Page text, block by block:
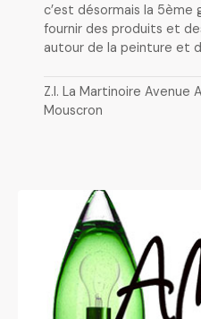
c’est désormais la 5ème
fournir des produits et
autour de la peinture et
Z.I. La Martinoire
Mouscron